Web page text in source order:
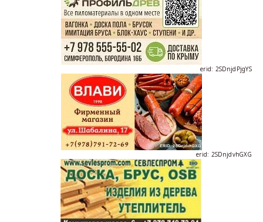
erid: 2SDnjdvhGXG
erid: 2SDnjcLUypt